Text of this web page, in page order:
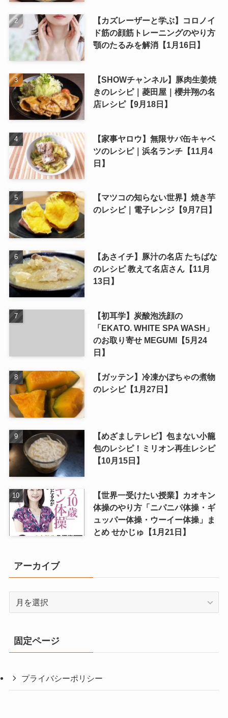
【カズレーザーと学ぶ】コロノイ
ド筋の顔筋トレーニングのやり方
顎のたるみを解消【1月16日】
【SHOWチャンネル】豚肉生姜焼
きのレシピ｜菱田屋｜櫻井翔の名
店レシピ【9月18日】
【家事ヤロウ】無限サバ缶キャベ
ツのレシピ｜浜名ランチ【11月4
日】
【マツコの知らない世界】焼き芋
のレシピ｜電子レンジ【9月7日】
【あさイチ】豚汁の名店 たちばな
のレシピ 教えて名店さん【11月
13日】
【初耳学】炭酸泡洗顔の
「EKATO. WHITE SPA WASH」
のお取り寄せ MEGUMI【5月24
日】
【ガッテン】冷凍かぼちゃの煮物
のレシピ【1月27日】
【めざましテレビ】包まない小籠
包のレシピ！ミリオン再生レシピ
【10月15日】
【世界一受けたい授業】カオキン
体操のやり方「ニパニパ体操・ギ
ュッパー体操・ウーイー体操」ま
とめ せかじゅ【1月21日】
アーカイブ
イ
ブ
固定ページ
プライバシーポリシー